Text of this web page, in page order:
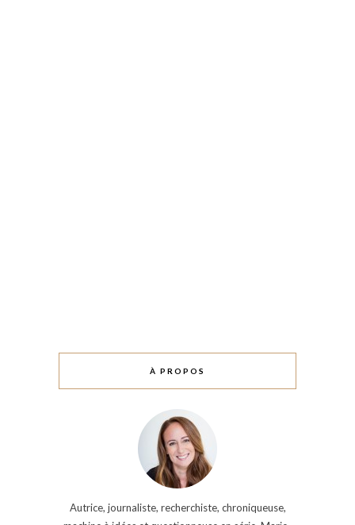
À PROPOS
Autrice, journaliste, recherchiste, chroniqueuse,